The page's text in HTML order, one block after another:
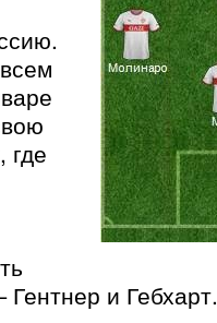
и Гебхарт.